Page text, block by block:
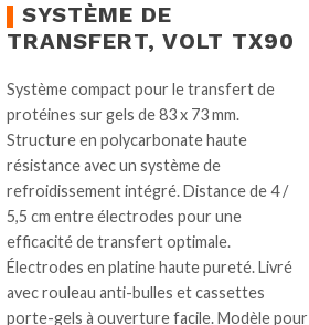
SYSTÈME DE
TRANSFERT, VOLT TX90
Système compact pour le transfert de
protéines sur gels de 83 x 73 mm.
Structure en polycarbonate haute
résistance avec un système de
refroidissement intégré. Distance de 4 /
5,5 cm entre électrodes pour une
efficacité de transfert optimale.
Électrodes en platine haute pureté. Livré
avec rouleau anti-bulles et cassettes
porte-gels à ouverture facile. Modèle pour